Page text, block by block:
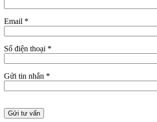
Email *
Số điện thoại *
Gửi tin nhắn *